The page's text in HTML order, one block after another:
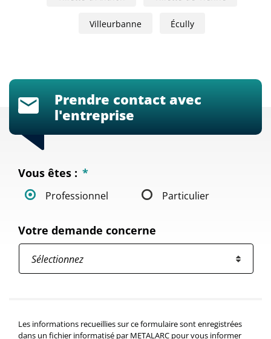
Villeurbanne Écully
Prendre contact avec
l'entreprise
Vous êtes : *
Professionnel Particulier
Votre demande concerne
Les informations recueillies sur ce formulaire sont enregistrées
dans un fichier informatisé par METALARC pour vous informer